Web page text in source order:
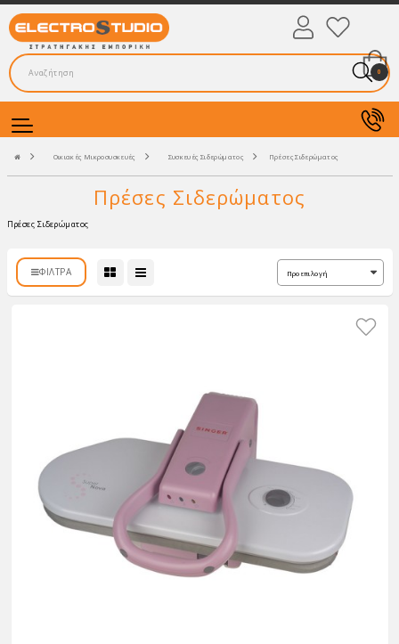
0
Οικιακές Μικροσυσκευές Συσκευές Σιδερώματος Πρέσες Σιδερώματος
Πρέσες Σιδερώματος
Πρέσες Σιδερώματος
ΦΊΛΤΡΑ